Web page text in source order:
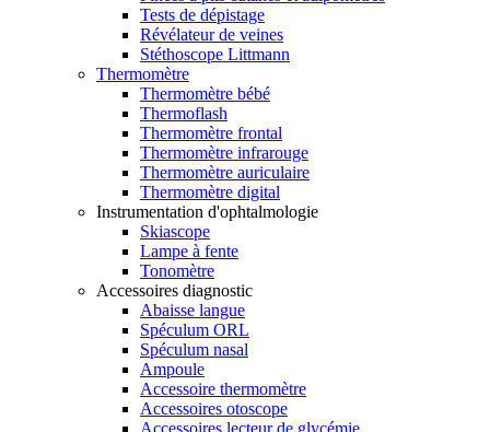
Tests de dépistage
Révélateur de veines
Stéthoscope Littmann
Thermomètre
Thermomètre bébé
Thermoflash
Thermomètre frontal
Thermomètre infrarouge
Thermomètre auriculaire
Thermomètre digital
Instrumentation d'ophtalmologie
Skiascope
Lampe à fente
Tonomètre
Accessoires diagnostic
Abaisse langue
Spéculum ORL
Spéculum nasal
Ampoule
Accessoire thermomètre
Accessoires otoscope
Accessoires lecteur de glycémie